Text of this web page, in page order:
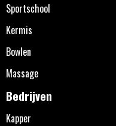
Sportschool
Kermis
Bowlen
Massage
Bedrijven
Kapper